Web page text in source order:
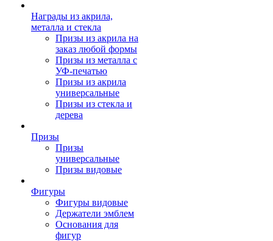
Награды из акрила,
металла и стекла
Призы из акрила на
заказ любой формы
Призы из металла с
УФ-печатью
Призы из акрила
универсальные
Призы из стекла и
дерева
Призы
Призы
универсальные
Призы видовые
Фигуры
Фигуры видовые
Держатели эмблем
Основания для
фигур